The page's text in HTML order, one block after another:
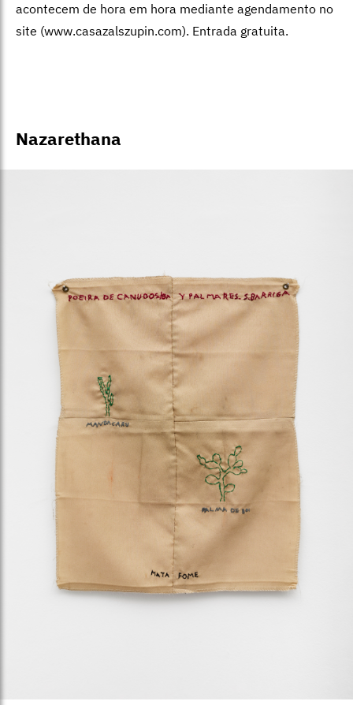
acontecem de hora em hora mediante agendamento no
site (www.casazalszupin.com). Entrada gratuita.
Nazarethana